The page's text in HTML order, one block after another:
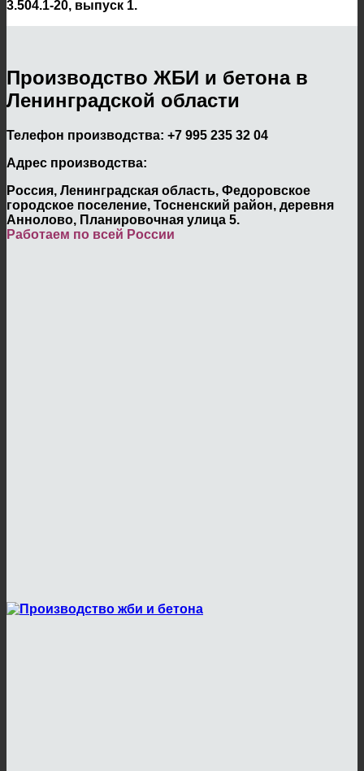
3.504.1-20, выпуск 1.
Производство ЖБИ и бетона в
Ленинградской области
Телефон производства: +7 995 235 32 04
Адрес производства:
Россия, Ленинградская область, Федоровское
городское поселение, Тосненский район, деревня
Аннолово, Планировочная улица 5.
Работаем по всей России